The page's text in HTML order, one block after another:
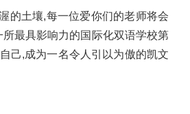
的土壤,每一位爱你们的老师将会
最具影响力的国际化双语学校第
己,成为一名令人引以为傲的凯文